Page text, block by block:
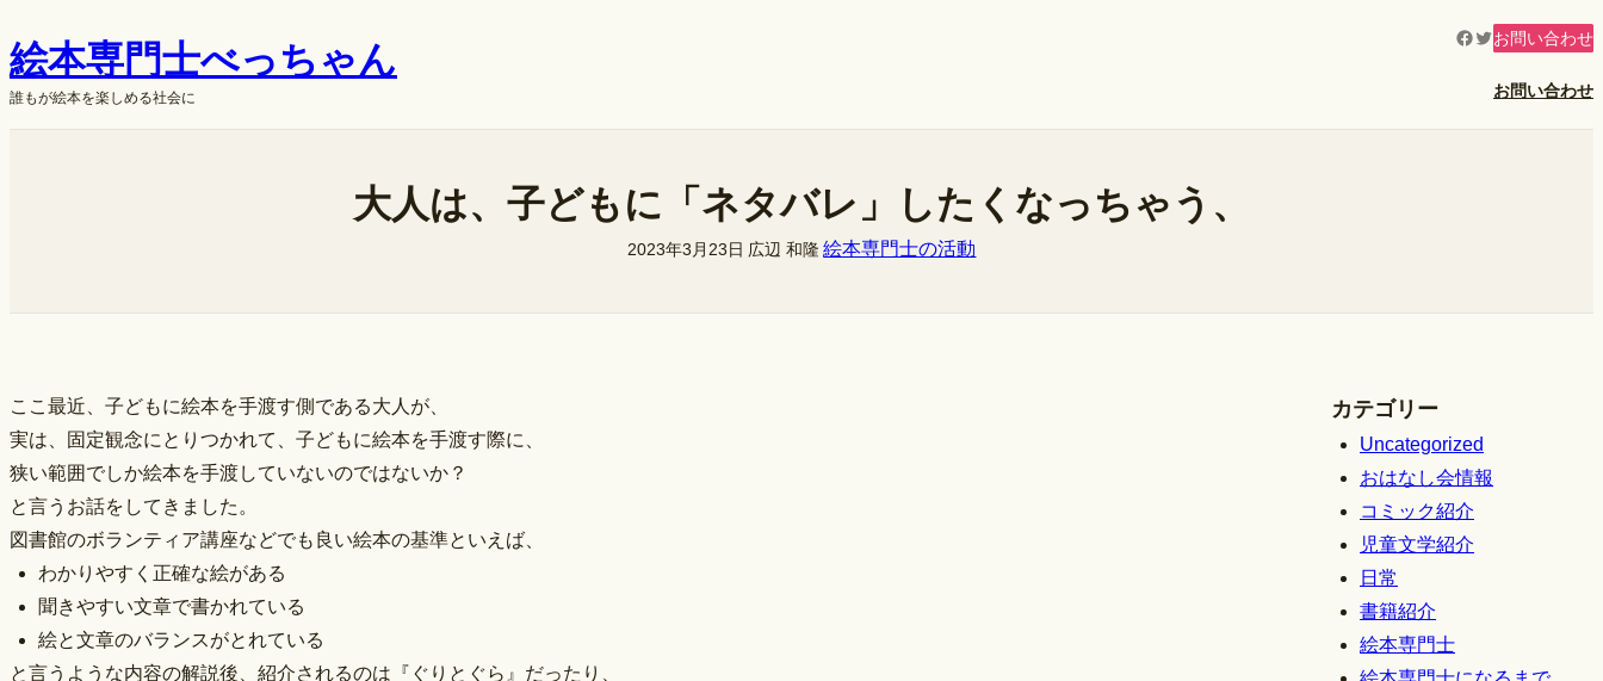
容
を
ス
絵本専門士べっちゃん
誰もが絵本を楽しめる社会に
Facebook
Twitter
お問い合わせ
お問い合わせ
大人は、子どもに「ネタバレ」したくなっちゃう、
2023年3月23日 広辺 和隆 絵本専門士の活動
ここ最近、子どもに絵本を手渡す側である大人が、
実は、固定観念にとりつかれて、子どもに絵本を手渡す際に、
狭い範囲でしか絵本を手渡していないのではないか？
と言うお話をしてきました。
図書館のボランティア講座などでも良い絵本の基準といえば、
わかりやすく正確な絵がある
聞きやすい文章で書かれている
絵と文章のバランスがとれている
と言うような内容の解説後、紹介されるのは『ぐりとぐら』だったり、
カテゴリー
Uncategorized
おはなし会情報
コミック紹介
児童文学紹介
日常
書籍紹介
絵本専門士